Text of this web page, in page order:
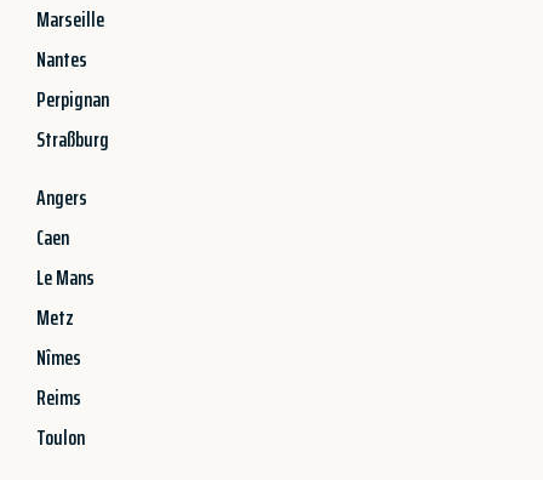
Marseille
Nantes
Perpignan
Straßburg
Angers
Caen
Le Mans
Metz
Nîmes
Reims
Toulon